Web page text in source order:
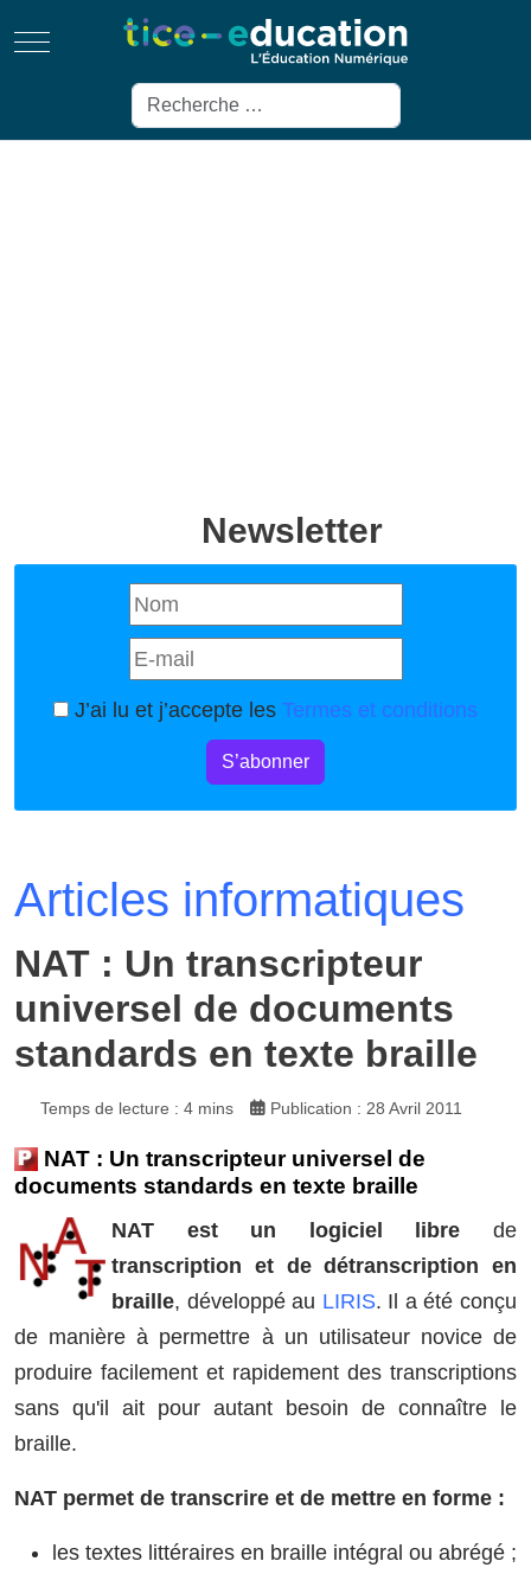
Mobile Menu Toggle
Rechercher
Newsletter
J’ai lu et j’accepte les Termes et conditions
S’abonner
Articles informatiques
NAT : Un transcripteur
universel de documents
standards en texte braille
Temps de lecture : 4 mins Publication : 28 Avril 2011
NAT : Un transcripteur universel de
documents standards en texte braille
NAT est un logiciel libre de
transcription et de détranscription en
braille, développé au LIRIS. Il a été conçu
de manière à permettre à un utilisateur novice de
produire facilement et rapidement des transcriptions
sans qu'il ait pour autant besoin de connaître le
braille.
NAT permet de transcrire et de mettre en forme :
les textes littéraires en braille intégral ou abrégé ;